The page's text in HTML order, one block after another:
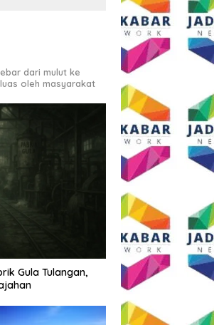
dari mulut ke
oleh masyarakat
Gula Tulangan,